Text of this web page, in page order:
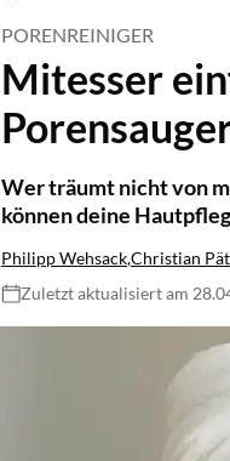
PORENREINIGER
Mitesser
Wer träumt nicht von
können deine
Philipp Wehsack,Christian
Zuletzt aktualisiert am